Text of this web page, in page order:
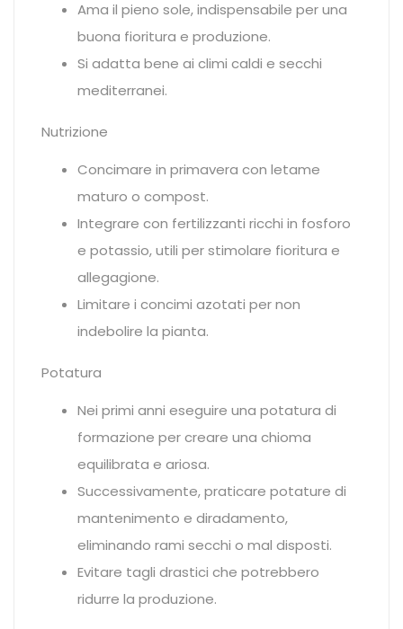
Ama il pieno sole, indispensabile per una
buona fioritura e produzione.
Si adatta bene ai climi caldi e secchi
mediterranei.
Nutrizione
Concimare in primavera con letame
maturo o compost.
Integrare con fertilizzanti ricchi in fosforo
e potassio, utili per stimolare fioritura e
allegagione.
Limitare i concimi azotati per non
indebolire la pianta.
Potatura
Nei primi anni eseguire una potatura di
formazione per creare una chioma
equilibrata e ariosa.
Successivamente, praticare potature di
mantenimento e diradamento,
eliminando rami secchi o mal disposti.
Evitare tagli drastici che potrebbero
ridurre la produzione.